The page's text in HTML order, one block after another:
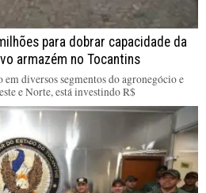
para dobrar capacidade da
armazém no Tocantins
diversos segmentos do agronegócio e
e Norte, está investindo R$